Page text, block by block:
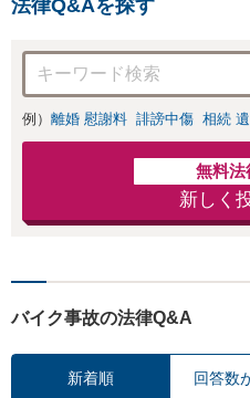
法律Q&Aを探す
例） 離婚 慰謝料 誹謗中傷 相続
無料法
新しく
バイク事故の法律Q&A
新着順 回答数